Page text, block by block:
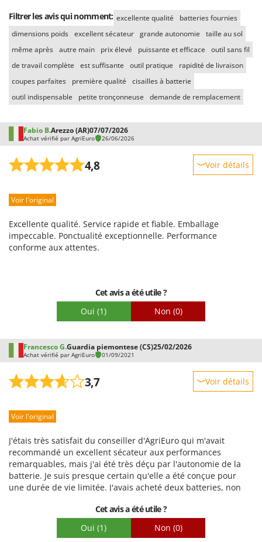
Filtrer les avis qui nomment: excellente qualité
batteries fournies
dimensions poids excellent sécateur grande autonomie
taille au sol
même après autre main prix élevé puissante et efficace
outil sans fil
de travail complète
est suffisante outil pratique
rapidité de livraison
coupes parfaites
première qualité
cisailles à batterie
outil indispensable
petite tronçonneuse demande de remplacement
Fabio B.Arezzo (AR)07/07/2026
Achat vérifié par AgriEuro 26/06/2026
4,8 Voir détails
Prestations
Qualité / Prix
Facilité de montage
Voir l'original
Excellente qualité. Service rapide et fiable. Emballage
impeccable. Ponctualité exceptionnelle. Performance
conforme aux attentes.
Cet avis a été utile ?
Oui (1) Non (0)
Francesco G.Guardia piemontese (CS)25/02/2026
Achat vérifié par AgriEuro 01/09/2021
3,7 Voir détails
Prestations
Qualité / Prix
Facilité de montage
Emballage
Voir l'original
J'étais très satisfait du conseiller d'AgriEuro qui m'avait
recommandé un excellent sécateur aux performances
remarquables, mais j'ai été très déçu par l'autonomie de la
batterie. Je suis presque certain qu'elle a été conçue pour
une durée de vie limitée. J'avais acheté deux batteries, non
éviter d'en solliciter une seule. J'ai toujours été très prudent
avec les batteries, que ce soit pour mon téléphone portable
ou tout autre outil sans fil. Or, les deux batteries de ces
Cet avis a été utile ?
Oui (1) Non (0)